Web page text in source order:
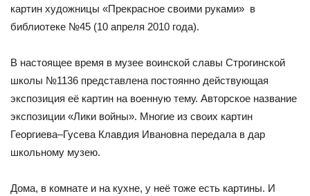
картин художницы «Прекрасное своими руками» в
библиотеке №45 (10 апреля 2010 года).
В настоящее время в музее воинской славы Строгинской
школы №1136 представлена постоянно действующая
экспозиция её картин на военную тему. Авторское название
экспозиции «Лики войны». Многие из своих картин
Георгиева–Гусева Клавдия Ивановна передала в дар
школьному музею.
Дома, в комнате и на кухне, у неё тоже есть картины. И